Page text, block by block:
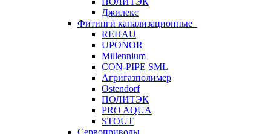
Джилекс
Фитинги канализационные
REHAU
UPONOR
Millennium
CON-PIPE SML
Агригазполимер
Ostendorf
ПОЛИТЭК
PRO AQUA
STOUT
Сервоприводы